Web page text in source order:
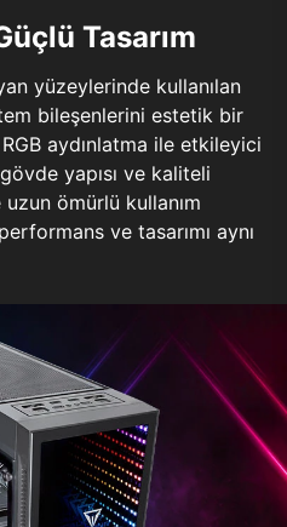
Tasarım
yüzeylerinde kullanılan
bileşenlerini estetik bir
aydınlatma ile etkileyici
yapısı ve kaliteli
ömürlü kullanım
ve tasarımı aynı